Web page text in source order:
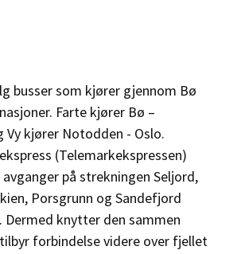
busser som kjører gjennom Bø
Farte kjører Bø –
Vy kjører Notodden - Oslo.
(Telemarkekspressen)
på strekningen Seljord,
Porsgrunn og Sandefjord
Dermed knytter den sammen
forbindelse videre over fjellet